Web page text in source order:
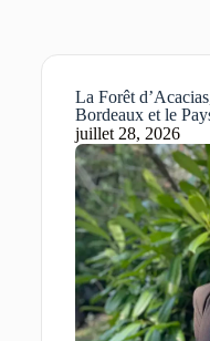
La Forêt
Bordeaux et le
juillet 28, 2026